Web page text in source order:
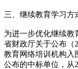
三、继续教育学习方
为进一步优化继续教
省财政厅关于公布（
教育网络培训机构入
公布的中标单位，从